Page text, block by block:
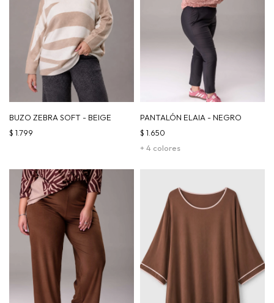
BUZO ZEBRA SOFT - BEIGE
$ 1.799
PANTALÓN ELAIA - NEGRO
+ 4 colores
$ 1.650